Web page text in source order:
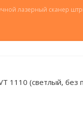
лазерный сканер
1110 (светлый, без